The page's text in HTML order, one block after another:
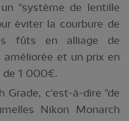
"système de lentille
éviter la courbure de
fûts en alliage de
et un prix en
de 1 000€.
Grade, c'est-à-dire "de
Nikon Monarch